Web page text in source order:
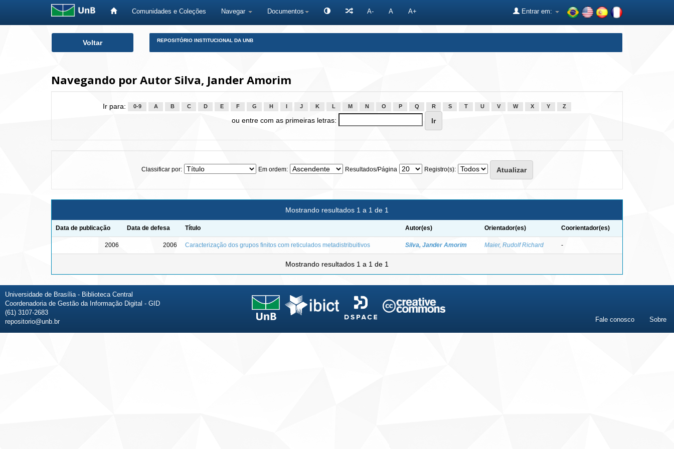
Comunidades e Coleções Navegar Documentos A- A A+ Entrar em:
Voltar REPOSITÓRIO INSTITUCIONAL DA UNB
Navegando por Autor Silva, Jander Amorim
Ir para: 0-9 A B C D E F G H J K L M N O P Q R S T U V W X Y Z
ou entre com as primeiras letras:
Classificar por: Em ordem: Resultados/Página Registro(s):
Mostrando resultados 1 a 1 de 1
Data de publicação Data de defesa Título Autor(es) Orientador(es) Coorientador(es)
2006 2006 Caracterização dos grupos finitos com reticulados metadistribuitivos Silva, Jander Amorim Maier, Rudolf Richard -
Mostrando resultados 1 a 1 de 1
Universidade de Brasília - Biblioteca Central
Coordenadoria de Gestão da Informação Digital - GID
(61) 3107-2683
repositorio@unb.br
Fale conosco Sobre